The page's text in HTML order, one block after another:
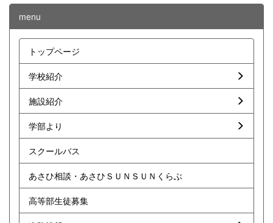
menu
トップページ
学校紹介
施設紹介
学部より
スクールバス
あさひ相談・あさひＳＵＮＳＵＮくらぶ
高等部生徒募集